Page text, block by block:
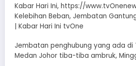
Kabar Hari Ini, https://
Kelebihan Beban, Jembatan
| Kabar Hari Ini tvOne
Jembatan penghubung yang ada di
Medan Johor tiba-tiba ambruk,